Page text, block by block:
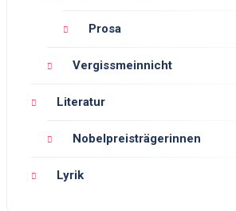
Prosa
Vergissmeinnicht
Literatur
Nobelpreisträgerinnen
Lyrik